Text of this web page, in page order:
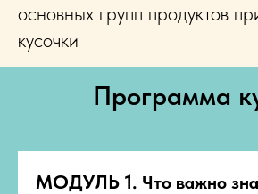
основных групп продуктов
кусочки
Программа
МОДУЛЬ 1. Что важно